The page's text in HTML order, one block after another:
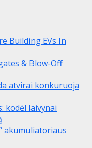
Building EVs In
& Blow-Off
atvirai konkuruoja
kodėl laivynai
akumuliatoriaus